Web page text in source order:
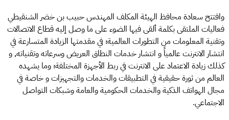
وافتتح سعادة محافظ الهيئة المكلف المهندس حبيب بن خضر الشنقيطي
فعاليات الملتقى بكلمة ألقى فيها الضوء على ما وصل إليه قطاع الاتصالات
وتقنية المعلومات من التطورات العالمية؛ في مقدمتها الزيادة المتسارعة في
انتشار الانترنت عالمياً و انتشار خدمات النطاق العريض وسرعاته وتقنياته, و
كذلك زيادة الاعتماد على الانترنت في ربط الأجهزة المختلفة؛ وما يشهده
العالم من ثورة حقيقية في التطبيقات والخدمات والتجهيزات و خاصة في
مجال الهواتف الذكية والخدمات الحكومية والعامة وشبكات التواصل
الاجتماعي.